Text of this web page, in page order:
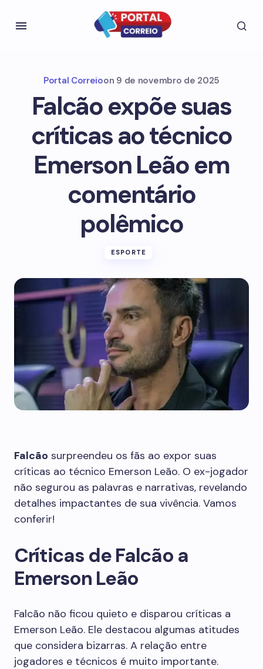
Portal Correioon 9 de novembro de 2025
Falcão expõe suas
críticas ao técnico
Emerson Leão em
comentário
polêmico
ESPORTE
Falcão surpreendeu os fãs ao expor suas
críticas ao técnico Emerson Leão. O ex-jogador
não segurou as palavras e narrativas, revelando
detalhes impactantes de sua vivência. Vamos
conferir!
Críticas de Falcão a
Emerson Leão
Falcão não ficou quieto e disparou críticas a
Emerson Leão. Ele destacou algumas atitudes
que considera bizarras. A relação entre
jogadores e técnicos é muito importante.